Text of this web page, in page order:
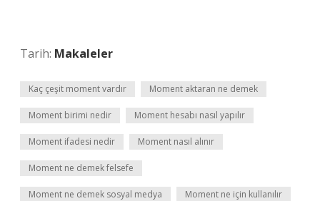
Tarih: Makaleler
Kaç çeşit moment vardır Moment aktaran ne demek
Moment birimi nedir Moment hesabı nasıl yapılır
Moment ifadesi nedir Moment nasıl alınır
Moment ne demek felsefe
Moment ne demek sosyal medya Moment ne için kullanılır